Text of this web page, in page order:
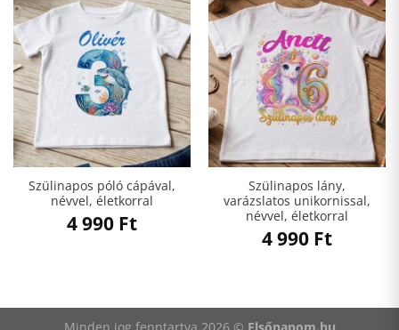
Szülinapos póló cápával,
névvel, életkorral
4 990 Ft
Szülinapos lány,
varázslatos unikornissal,
névvel, életkorral
4 990 Ft